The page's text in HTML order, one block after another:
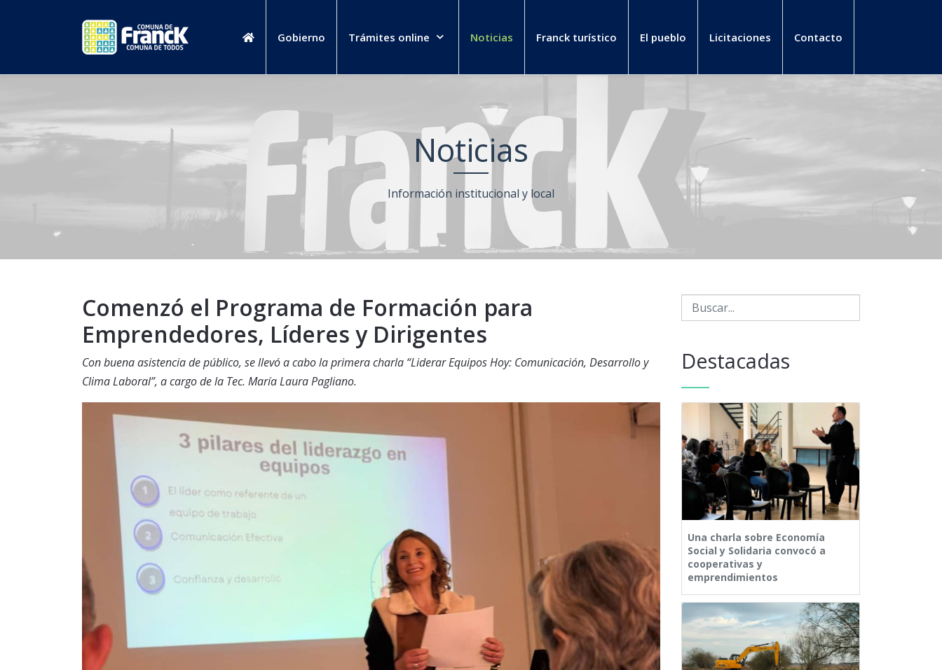
Gobierno Trámites online Noticias Franck turístico El pueblo Licitaciones Contacto
Noticias
Información institucional y local
Comenzó el Programa de Formación para
Emprendedores, Líderes y Dirigentes
Con buena asistencia de público, se llevó a cabo la primera charla “Liderar Equipos Hoy: Comunicación, Desarrollo y
Clima Laboral”, a cargo de la Tec. María Laura Pagliano.
Destacadas
Una charla sobre Economía
Social y Solidaria convocó a
cooperativas y
emprendimientos